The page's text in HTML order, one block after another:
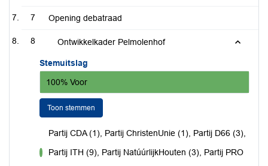
7 Opening debatraad
8 Ontwikkelkader Pelmolenhof
Stemuitslag
100% Voor
Toon stemmen
Partij CDA (1), Partij ChristenUnie (1), Partij D66 (3),
Partij ITH (9), Partij NatúúrlijkHouten (3), Partij PRO